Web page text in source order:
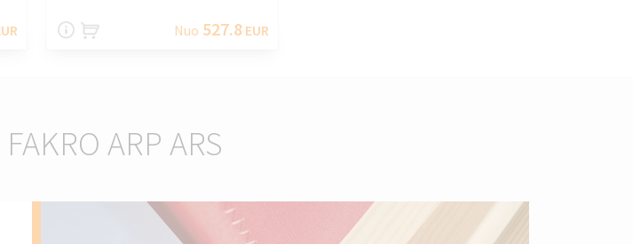
Nuo 527.8EUR
ARP ARS